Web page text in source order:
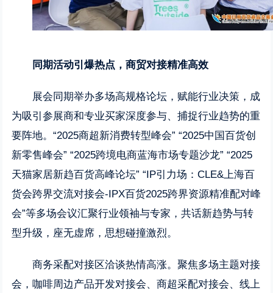
同期活动引爆热点，商贸对接精准高效
展会同期举办多场高规格论坛，赋能行业决策，成
为吸引参展商和专业买家深度参与、捕捉行业趋势的重
要阵地。“2025商超新消费转型峰会” “2025中国百货创
新零售峰会” “2025跨境电商蓝海市场专题沙龙” “2025
天猫家居新趋百货高峰论坛” “IP引力场：CLE&上海百
货会跨界交流对接会-IPX百货2025跨界资源精准配对峰
会”等多场会议汇聚行业领袖与专家，共话新趋势与转
型升级，座无虚席，思想碰撞激烈。
商务采配对接区洽谈热情高涨。聚焦多场主题对接
会，咖啡周边产品开发对接会、商超采配对接会、线上